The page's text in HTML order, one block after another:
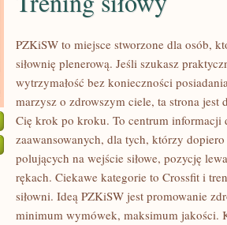
PZKiSW to miejsce stworzone dla osób,
siłownię plenerową. Jeśli szukasz
wytrzymałość bez konieczności
marzysz o zdrowszym ciele, ta strona jest
Cię krok po kroku. To centrum informacji
zaawansowanych, dla tych, którzy
polujących na wejście siłowe, pozycję
rękach. Ciekawe kategorie to Crossfit i
siłowni. Ideą PZKiSW jest promowanie
minimum wymówek, maksimum jakości.